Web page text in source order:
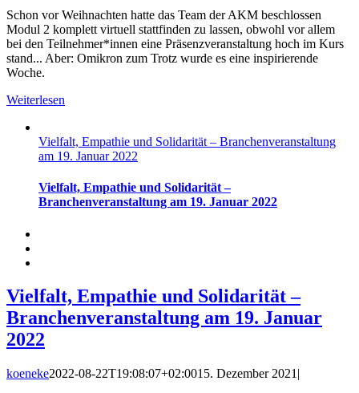
Schon vor Weihnachten hatte das Team der AKM beschlossen
Modul 2 komplett virtuell stattfinden zu lassen, obwohl vor allem
bei den Teilnehmer*innen eine Präsenzveranstaltung hoch im Kurs
stand... Aber: Omikron zum Trotz wurde es eine inspirierende
Woche.
Weiterlesen
Vielfalt, Empathie und Solidarität – Branchenveranstaltung
am 19. Januar 2022
Vielfalt, Empathie und Solidarität –
Branchenveranstaltung am 19. Januar 2022
Vielfalt, Empathie und Solidarität –
Branchenveranstaltung am 19. Januar
2022
koeneke2022-08-22T19:08:07+02:0015. Dezember 2021 |